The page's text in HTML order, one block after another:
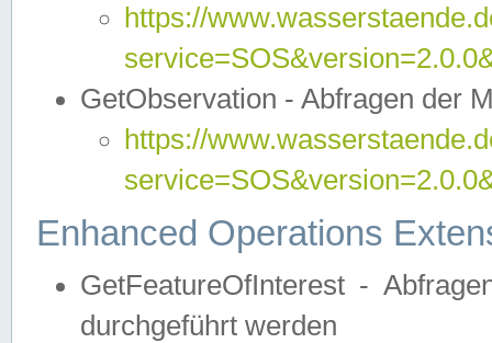
https://
GetObservation - Abfragen der
https://
Enhanced Operations
GetFeatureOfInterest -
durchgeführt werden